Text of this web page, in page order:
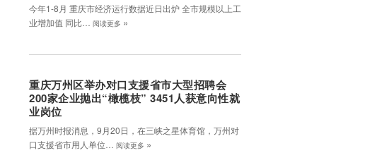
今年1-8月 重庆市经济运行数据近日出炉 全市规模以上工
业增加值 同比…
阅读更多 »
重庆万州区举办对口支援省市大型招聘会
200家企业抛出“橄榄枝” 3451人获意向性就
业岗位
据万州时报消息，9月20日，在三峡之星体育馆，万州对
口支援省市用人单位…
阅读更多 »